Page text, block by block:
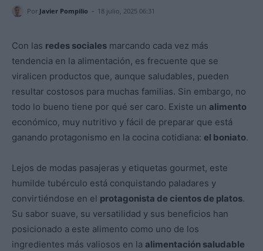
Por Javier Pompilio - 18 julio, 2025 06:31
Con las redes sociales marcando cada vez más
tendencia en la alimentación, es frecuente que se
viralicen productos que, aunque saludables, pueden
resultar costosos para muchas familias. Sin embargo, no
todo lo bueno tiene por qué ser caro. Existe un alimento
económico, muy nutritivo y fácil de preparar que está
ganando protagonismo en la cocina cotidiana: el boniato.
Lejos de modas pasajeras y etiquetas gourmet, este
humilde tubérculo está conquistando paladares y
convirtiéndose en el protagonista de cientos de platos.
Su sabor suave, su versatilidad y sus beneficios han
posicionado a este alimento como uno de los
ingredientes más valiosos en la alimentación saludable